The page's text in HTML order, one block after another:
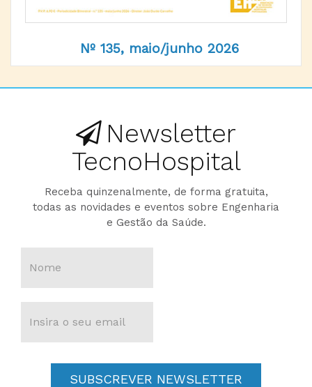
Nº 135, maio/junho 2026
Newsletter
TecnoHospital
Receba quinzenalmente, de forma gratuita,
todas as novidades e eventos sobre Engenharia
e Gestão da Saúde.
SUBSCREVER NEWSLETTER